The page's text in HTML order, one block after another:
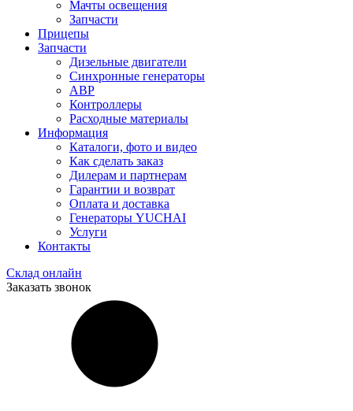
Мачты освещения
Запчасти
Прицепы
Запчасти
Дизельные двигатели
Синхронные генераторы
АВР
Контроллеры
Расходные материалы
Информация
Каталоги, фото и видео
Как сделать заказ
Дилерам и партнерам
Гарантии и возврат
Оплата и доставка
Генераторы YUCHAI
Услуги
Контакты
Склад онлайн
Заказать звонок